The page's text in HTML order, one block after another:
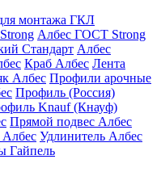
монтажа ГКЛ
Албес ГОСТ Strong
Стандарт Албес
Краб Албес Лента
Албес Профили арочные
Профиль (Россия)
Knauf (Кнауф)
Прямой подвес Албес
Албес Удлинитель Албес
Гайпель